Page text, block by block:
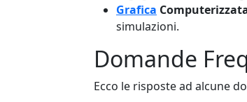
Grafica
simulazioni.
Domande
Ecco le risposte ad alcune